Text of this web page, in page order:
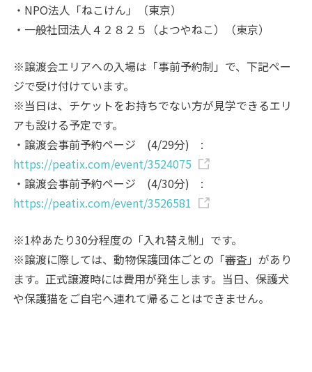
・NPO法人「ねこけん」（東京）
・一般社団法人４２８２５（よつやねこ）（東京）
※譲渡会エリアへの入場は「事前予約制」で、下記ペー
ジで受け付けています。
※当日は、チケットをお持ちでない方が見学できるエリ
アも設ける予定です。
・譲渡会事前予約ページ (4/29分) :
https://peatix.com/event/3524075
・譲渡会事前予約ページ (4/30分) :
https://peatix.com/event/3526581
※1枠あたり30分程度の「入れ替え制」です。
※譲渡に際しては、動物保護団体ごとの「審査」があり
ます。正式譲渡時には費用が発生します。当日、保護犬
や保護猫をご自宅へ連れて帰ることはできません。